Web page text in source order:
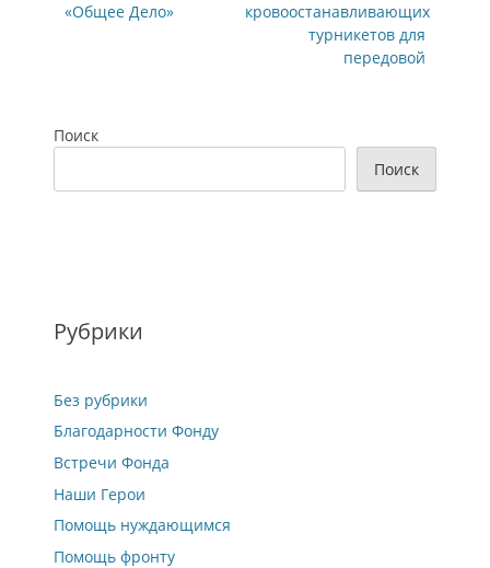
«Общее Дело»
кровоостанавливающих
турникетов для
передовой
Поиск
Поиск
Рубрики
Без рубрики
Благодарности Фонду
Встречи Фонда
Наши Герои
Помощь нуждающимся
Помощь фронту